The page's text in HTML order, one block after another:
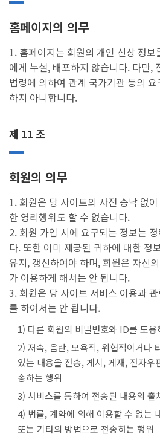
홈페이지의 의무
1. 홈페이지는 회원의 개인 신상 정보
에게 누설, 배포하지 않습니다. 다만,
법령에 의하여 관계 국가기관 등의
하지 아니합니다.
제 11 조
회원의 의무
1. 회원은 당 사이트의 사전 승낙 없
한 영리행위도 할 수 없습니다.
2. 회원 가입 시에 요구되는 정보는
다. 또한 이미 제공된 귀하에 대한 정
유지, 갱신하여야 하며, 회원은 자신
가 이용하게 해서는 안 됩니다.
3. 회원은 당 사이트 서비스 이용과
를 하여서는 안 됩니다.
1) 다른 회원의 비밀번호와 ID를 도
2) 저속, 음란, 모욕적, 위협적이거나
있는 내용을 전송, 게시, 게재, 전자우
송하는 행위
3) 서비스를 통하여 전송된 내용의 출
4) 법률, 계약에 의해 이용할 수 없는
또는 기타의 방법으로 전송하는 행위